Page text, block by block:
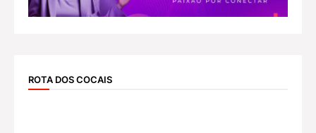
ROTA DOS COCAIS